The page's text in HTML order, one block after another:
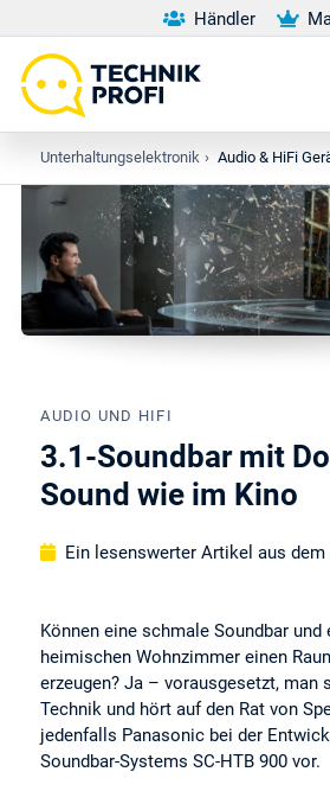
Händler
Unterhaltungselektronik › Audio & HiFi
AUDIO UND HIFI
3.1-Soundbar mit
Sound wie im Kino
Ein lesenswerter Artikel aus dem
Können eine schmale Soundbar
heimischen Wohnzimmer einen
erzeugen? Ja – vorausgesetzt, man
Technik und hört auf den Rat von
jedenfalls Panasonic bei der
Soundbar-Systems SC-HTB 900 vor.